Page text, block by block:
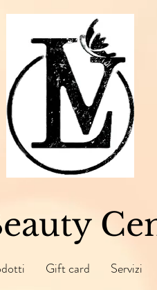
Gift card Servizi